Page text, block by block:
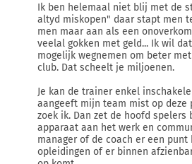
Ik ben helemaal niet blij met de
altyd miskopen" daar stapt men
men maar aan als een
veelal gokken met geld... Ik wil
mogelijk wegnemen om beter
club. Dat scheelt je miljoenen.
Je kan de trainer enkel
aangeeft mijn team mist op
zoek ik. Dan zet de hoofd spelers
apparaat aan het werk en
manager of de coach er een
opleidingen of er binnen